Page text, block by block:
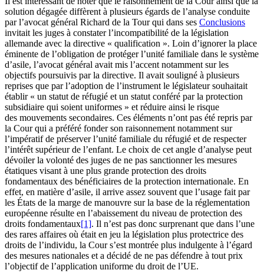
solution dégagée diffèrent à plusieurs égards de l’analyse conduite
par l’avocat général Richard de la Tour qui dans ses Conclusions
invitait les juges à constater l’incompatibilité de la législation
allemande avec la directive « qualification ». Loin d’ignorer la place
éminente de l’obligation de protéger l’unité familiale dans le système
d’asile, l’avocat général avait mis l’accent notamment sur les
objectifs poursuivis par la directive. Il avait souligné à plusieurs
reprises que par l’adoption de l’instrument le législateur souhaitait
établir « un statut de réfugié et un statut conféré par la protection
subsidiaire qui soient uniformes » et réduire ainsi le risque
des mouvements secondaires. Ces éléments n’ont pas été repris par
la Cour qui a préféré fonder son raisonnement notamment sur
l’impératif de préserver l’unité familiale du réfugié et de respecter
l’intérêt supérieur de l’enfant. Le choix de cet angle d’analyse peut
dévoiler la volonté des juges de ne pas sanctionner les mesures
étatiques visant à une plus grande protection des droits
fondamentaux des bénéficiaires de la protection internationale. En
effet, en matière d’asile, il arrive assez souvent que l’usage fait par
les États de la marge de manouvre sur la base de la réglementation
européenne résulte en l’abaissement du niveau de protection des
droits fondamentaux[1]. Il n’est pas donc surprenant que dans l’une
des rares affaires où était en jeu la législation plus protectrice des
droits de l’individu, la Cour s’est montrée plus indulgente à l’égard
des mesures nationales et a décidé de ne pas défendre à tout prix
l’objectif de l’application uniforme du droit de l’UE.